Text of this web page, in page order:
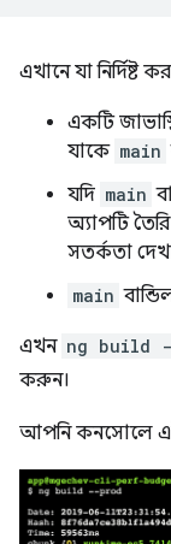
এখানে যা নির্দিষ্ট
একটি
যাকে main
যদি main
অ্যাপটি
সতর্কতা
main
এখন ng build
করুন।
আপনি কনসোলে এই